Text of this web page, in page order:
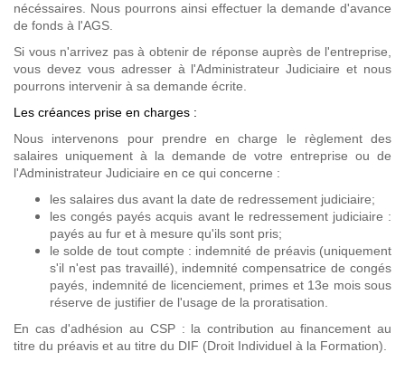
nécéssaires. Nous pourrons ainsi effectuer la demande d'avance
de fonds à l'AGS.
Si vous n'arrivez pas à obtenir de réponse auprès de l'entreprise,
vous devez vous adresser à l'Administrateur Judiciaire et nous
pourrons intervenir à sa demande écrite.
Les créances prise en charges :
Nous intervenons pour prendre en charge le règlement des
salaires uniquement à la demande de votre entreprise ou de
l'Administrateur Judiciaire en ce qui concerne :
les salaires dus avant la date de redressement judiciaire;
les congés payés acquis avant le redressement judiciaire :
payés au fur et à mesure qu'ils sont pris;
le solde de tout compte : indemnité de préavis (uniquement
s'il n'est pas travaillé), indemnité compensatrice de congés
payés, indemnité de licenciement, primes et 13e mois sous
réserve de justifier de l'usage de la proratisation.
En cas d'adhésion au CSP : la contribution au financement au
titre du préavis et au titre du DIF (Droit Individuel à la Formation).